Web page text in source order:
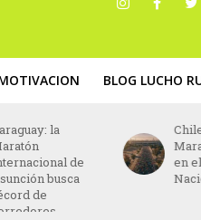
BLOG LUCHO
la
de
busca
de
en